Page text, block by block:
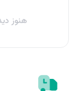
هنوز